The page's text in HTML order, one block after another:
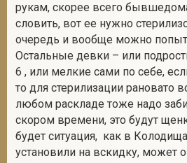
рукам, скорее всего
словить, вот ее нужно
очередь и вообще можно
Остальные девки – или
6 , или мелкие сами по себе,
то для стерилизации рановато
любом раскладе тоже надо
скором времени, это будут
будет ситуация, как в
установили на вскидку, может